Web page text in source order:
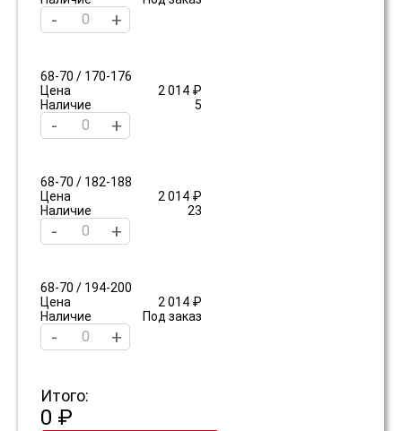
- +
68-70 / 170-176
Цена
2 014 ₽
Наличие
5
- +
68-70 / 182-188
Цена
2 014 ₽
Наличие
23
- +
68-70 / 194-200
Цена
2 014 ₽
Наличие
Под заказ
- +
Итого:
0 ₽